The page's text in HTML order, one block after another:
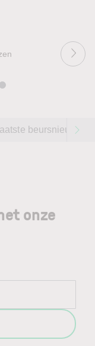
beursnieuws
onze